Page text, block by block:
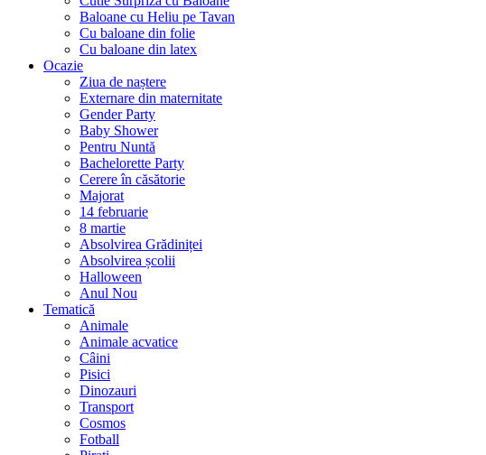
Baloane cu Heliu pe Tavan
Cu baloane din folie
Cu baloane din latex
Ocazie
Ziua de naștere
Externare din maternitate
Gender Party
Baby Shower
Pentru Nuntă
Bachelorette Party
Cerere în căsătorie
Majorat
14 februarie
8 martie
Absolvirea Grădiniței
Absolvirea școlii
Halloween
Anul Nou
Tematică
Animale
Animale acvatice
Câini
Pisici
Dinozauri
Transport
Cosmos
Fotball